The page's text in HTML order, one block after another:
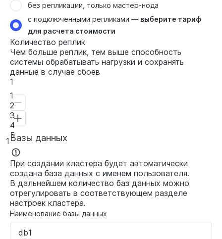
без репликации, только мастер-нода
с подключенными репликами — выберите тариф
для расчета стоимости
Количество реплик
Чем больше реплик, тем выше способность
системы обрабатывать нагрузки и сохранять
данные в случае сбоев
1
1
2
3
4
5
1 Базы данных
При создании кластера будет автоматически
создана база данных с именем пользователя.
В дальнейшем количество баз данных можно
отрегулировать в соответствующем разделе
настроек кластера.
Наименование базы данных